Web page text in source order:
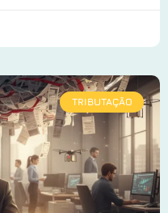
TRIBUTAÇÃO